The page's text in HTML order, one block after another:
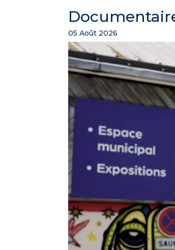
05 Août 2026